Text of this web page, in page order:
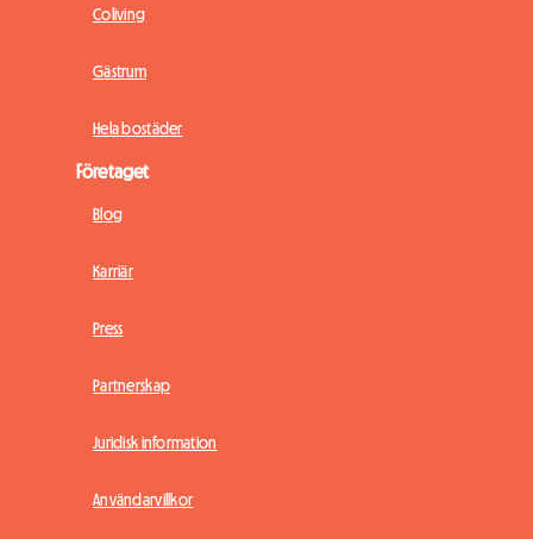
Coliving
Gästrum
Hela bostäder
Företaget
Blog
Karriär
Press
Partnerskap
Juridisk information
Användarvillkor